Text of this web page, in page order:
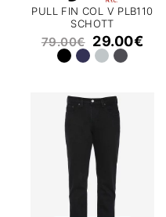
PULL FIN COL V PLB110
SCHOTT
79.00€ 29.00€